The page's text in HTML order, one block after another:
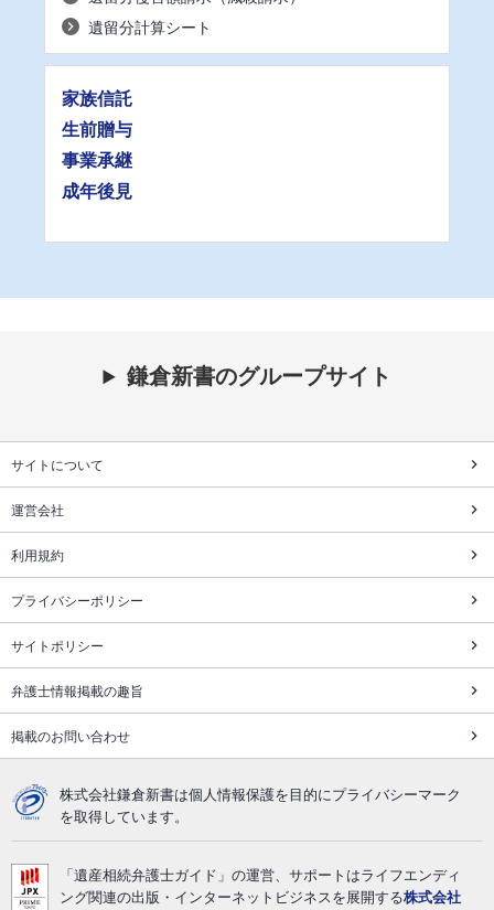
遺留分計算シート
家族信託
生前贈与
事業承継
成年後見
鎌倉新書のグループサイト
サイトについて
運営会社
利用規約
プライバシーポリシー
サイトポリシー
弁護士情報掲載の趣旨
掲載のお問い合わせ
株式会社鎌倉新書は個人情報保護を目的にプライバシーマーク
を取得しています。
「遺産相続弁護士ガイド」の運営、サポートはライフエンディ
ング関連の出版・インターネットビジネスを展開する株式会社